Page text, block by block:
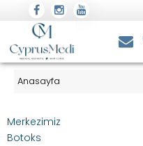
Anasayfa
Merkezimiz
Botoks